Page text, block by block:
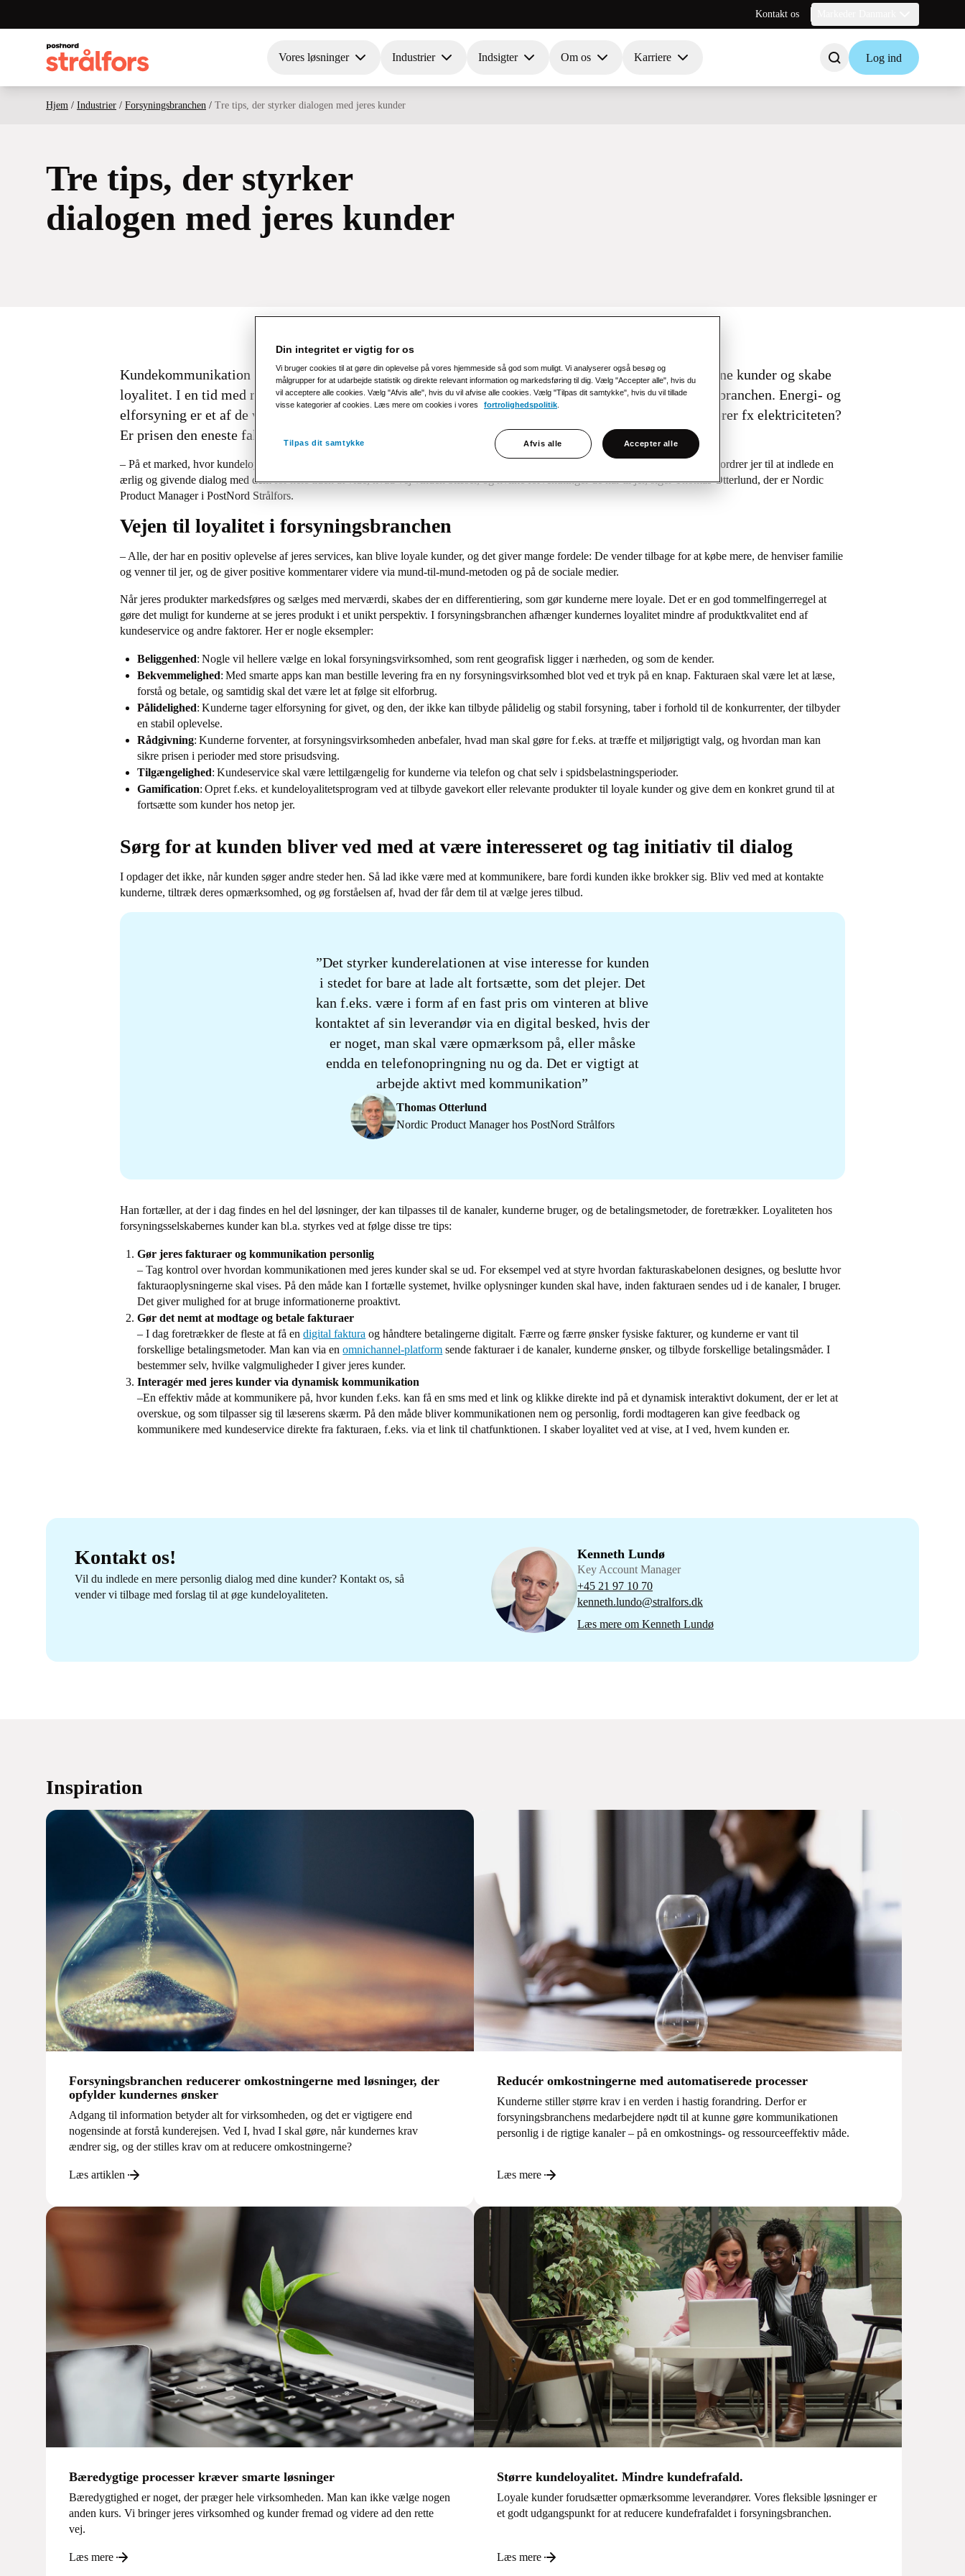
Kontakt os
Vores løsninger Industrier Indsigter Om os Karriere Log ind
Hjem / Industrier / Forsyningsbranchen / Tre tips, der styrker dialogen med jeres kunder
Tre tips, der styrker
dialogen med jeres kunder
Kundekommunikation er en af de vigtigste og mest kritiske faktorer, når det handler om at fastholde sine kunder og skabe
loyalitet. I en tid med mange uroligheder er det en af de største udfordringer for aktørerne i forsyningsbranchen. Energi- og
elforsyning er et af de vigtigste spørgsmål i samfundet. Men er kunderne ligeglade med, hvem der leverer fx elektriciteten?
Er prisen den eneste faktor, der afgør, hvilken leverandør man vælger?
– På et marked, hvor kundeloyalitet længe har glimtet ved sit fravær, har I som leverandør gode muligheder for at skille jer ud. Vi opfordrer jer til at indlede en
ærlig og givende dialog med dem for hele tiden at vide, hvad vej vinden blæser, og hvilke forventninger de har til jer, siger Thomas Otterlund, der er Nordic
Product Manager i PostNord Strålfors.
Vejen til loyalitet i forsyningsbranchen
– Alle, der har en positiv oplevelse af jeres services, kan blive loyale kunder, og det giver mange fordele: De vender tilbage for at købe mere, de henviser familie
og venner til jer, og de giver positive kommentarer videre via mund-til-mund-metoden og på de sociale medier.
Når jeres produkter markedsføres og sælges med merværdi, skabes der en differentiering, som gør kunderne mere loyale. Det er en god tommelfingerregel at
gøre det muligt for kunderne at se jeres produkt i et unikt perspektiv. I forsyningsbranchen afhænger kundernes loyalitet mindre af produktkvalitet end af
kundeservice og andre faktorer. Her er nogle eksempler:
Beliggenhed: Nogle vil hellere vælge en lokal forsyningsvirksomhed, som rent geografisk ligger i nærheden, og som de kender.
Bekvemmelighed: Med smarte apps kan man bestille levering fra en ny forsyningsvirksomhed blot ved et tryk på en knap. Fakturaen skal være let at læse,
forstå og betale, og samtidig skal det være let at følge sit elforbrug.
Pålidelighed: Kunderne tager elforsyning for givet, og den, der ikke kan tilbyde pålidelig og stabil forsyning, taber i forhold til de konkurrenter, der tilbyder
en stabil oplevelse.
Rådgivning: Kunderne forventer, at forsyningsvirksomheden anbefaler, hvad man skal gøre for f.eks. at træffe et miljørigtigt valg, og hvordan man kan
sikre prisen i perioder med store prisudsving.
Tilgængelighed: Kundeservice skal være lettilgængelig for kunderne via telefon og chat selv i spidsbelastningsperioder.
Gamification: Opret f.eks. et kundeloyalitetsprogram ved at tilbyde gavekort eller relevante produkter til loyale kunder og give dem en konkret grund til at
fortsætte som kunder hos netop jer.
Sørg for at kunden bliver ved med at være interesseret og tag initiativ til dialog
I opdager det ikke, når kunden søger andre steder hen. Så lad ikke være med at kommunikere, bare fordi kunden ikke brokker sig. Bliv ved med at kontakte
kunderne, tiltræk deres opmærksomhed, og øg forståelsen af, hvad der får dem til at vælge jeres tilbud.
Det styrker kunderelationen at vise interesse for kunden
i stedet for bare at lade alt fortsætte, som det plejer. Det
kan f.eks. være i form af en fast pris om vinteren at blive
kontaktet af sin leverandør via en digital besked, hvis der
er noget, man skal være opmærksom på, eller måske
endda en telefonopringning nu og da. Det er vigtigt at
arbejde aktivt med kommunikation
Thomas Otterlund
Nordic Product Manager hos PostNord Strålfors
Han fortæller, at der i dag findes en hel del løsninger, der kan tilpasses til de kanaler, kunderne bruger, og de betalingsmetoder, de foretrækker. Loyaliteten hos
forsyningsselskabernes kunder kan bl.a. styrkes ved at følge disse tre tips:
Gør jeres fakturaer og kommunikation personlig
–Tag kontrol over hvordan kommunikationen med jeres kunder skal se ud. For eksempel ved at styre hvordan fakturaskabelonen designes, og beslutte hvor
fakturaoplysningerne skal vises. På den måde kan I fortælle systemet, hvilke oplysninger kunden skal have, inden fakturaen sendes ud i de kanaler, I bruger.
Det giver mulighed for at bruge informationerne proaktivt.
Gør det nemt at modtage og betale fakturaer
– Idag foretrækker de fleste at få endigital faktura og håndtere betalingerne digitalt. Færre og færre ønsker fysiske fakturer, og kunderne er vant til
forskellige betalingsmetoder. Man kan via enomnichannel-platform sende fakturaer i de kanaler, kunderne ønsker, og tilbyde forskellige betalingsmåder. I
bestemmer selv, hvilke valgmuligheder I giver jeres kunder.
Interagér med jeres kunder via dynamisk kommunikation
–En effektiv måde at kommunikere på, hvor kunden f.eks. kan få en sms med et link og klikke direkte ind på et dynamisk interaktivt dokument, der er let at
overskue, og som tilpasser sig til læserens skærm. På den måde bliver kommunikationen nem og personlig, fordi modtageren kan give feedback og
kommunikere med kundeservice direkte fra fakturaen, f.eks. via et link til chatfunktionen. I skaber loyalitet ved at vise, at I ved, hvem kunden er.
Kontakt os!
Vil du indlede en mere personlig dialog med dine kunder? Kontakt os, så
vender vi tilbage med forslag til at øge kundeloyaliteten.
Kenneth Lundø
Key Account Manager
+45 21 97 10 70
kenneth.lundo@stralfors.dk
Læs mere om Kenneth Lundø
Inspiration
Forsyningsbranchen reducerer omkostningerne med løsninger, der
opfylder kundernes ønsker
Adgang til information betyder alt for virksomheden, og det er vigtigere end
nogensinde at forstå kunderejsen. Ved I, hvad I skal gøre, når kundernes krav
ændrer sig, og der stilles krav om at reducere omkostningerne?
Læs artiklen
Reducér omkostningerne med automatiserede processer
Kunderne stiller større krav i en verden i hastig forandring. Derfor er
forsyningsbranchens medarbejdere nødt til at kunne gøre kommunikationen
personlig i de rigtige kanaler – på en omkostnings- og ressourceeffektiv måde.
Læs mere
Bæredygtige processer kræver smarte løsninger
Bæredygtighed er noget, der præger hele virksomheden. Man kan ikke vælge nogen
anden kurs. Vi bringer jeres virksomhed og kunder fremad og videre ad den rette
vej.
Læs mere
Større kundeloyalitet. Mindre kundefrafald.
Loyale kunder forudsætter opmærksomme leverandører. Vores fleksible løsninger er
et godt udgangspunkt for at reducere kundefrafaldet i forsyningsbranchen.
Læs mere
Din integritet er vigtig for os
Vi bruger cookies til at gøre din oplevelse på vores hjemmeside så god som muligt. Vi analyserer også besøg og
målgrupper for at udarbejde statistik og direkte relevant information og markedsføring til dig. Vælg "Accepter alle", hvis du
vil acceptere alle cookies. Vælg "Afvis alle", hvis du vil afvise alle cookies. Vælg "Tilpas dit samtykke", hvis du vil tillade
visse kategorier af cookies. Læs mere om cookies i vores
fortrolighedspolitik
Tilpas dit samtykke Afvis alle Accepter alle